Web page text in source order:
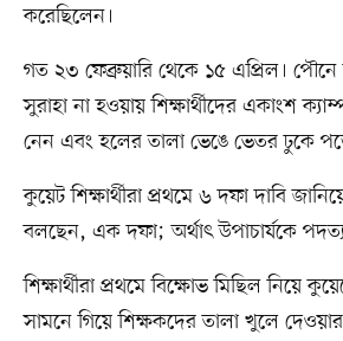
করেছিলেন।
গত ২৩ ফেব্রুয়ারি থেকে ১৫ এপ্রিল।
সুরাহা না হওয়ায় শিক্ষার্থীদের একাংশ
নেন এবং হলের তালা ভেঙে ভেতর ঢুকে
কুয়েট শিক্ষার্থীরা প্রথমে ৬ দফা দাবি
বলছেন, এক দফা; অর্থাৎ উপাচার্যকে
শিক্ষার্থীরা প্রথমে বিক্ষোভ মিছিল নিয়ে
সামনে গিয়ে শিক্ষকদের তালা খুলে